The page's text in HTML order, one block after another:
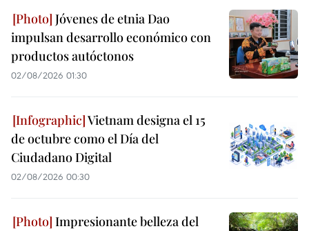
Jóvenes de etnia Dao
impulsan desarrollo económico con
productos autóctonos
02/08/2026 01:30
Vietnam designa el 15
de octubre como el Día del
Ciudadano Digital
02/08/2026 00:30
Impresionante belleza del